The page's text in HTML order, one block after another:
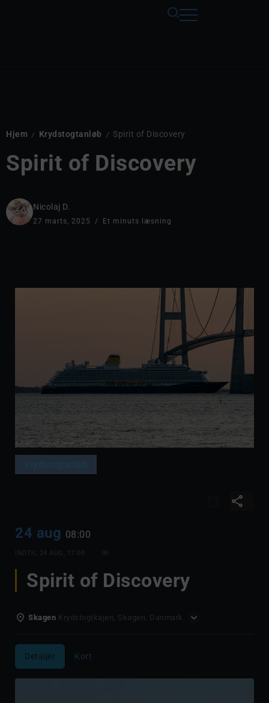
Hjem / Krydstogtanløb / Spirit of Discovery
Spirit of Discovery
Nicolaj D.
27 marts, 2025 Et minuts læsning
share
24 aug 08:00
INDTIL 24 AUG, 17:00 9h
Spirit of Discovery
Skagen Krydstogtkajen, Skagen, Danmark
Detaljer Kort